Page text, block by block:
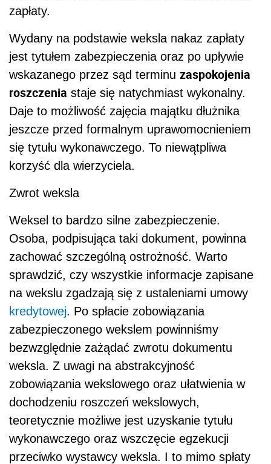
zapłaty.
Wydany na podstawie weksla nakaz zapłaty
jest tytułem zabezpieczenia oraz po upływie
wskazanego przez sąd terminu zaspokojenia
roszczenia staje się natychmiast wykonalny.
Daje to możliwość zajęcia majątku dłużnika
jeszcze przed formalnym uprawomocnieniem
się tytułu wykonawczego. To niewątpliwa
korzyść dla wierzyciela.
Zwrot weksla
Weksel to bardzo silne zabezpieczenie.
Osoba, podpisująca taki dokument, powinna
zachować szczególną ostrożność. Warto
sprawdzić, czy wszystkie informacje zapisane
na wekslu zgadzają się z ustaleniami umowy
kredytowej. Po spłacie zobowiązania
zabezpieczonego wekslem powinniśmy
bezwzględnie zażądać zwrotu dokumentu
weksla. Z uwagi na abstrakcyjność
zobowiązania wekslowego oraz ułatwienia w
dochodzeniu roszczeń wekslowych,
teoretycznie możliwe jest uzyskanie tytułu
wykonawczego oraz wszczęcie egzekucji
przeciwko wystawcy weksla. I to mimo spłaty